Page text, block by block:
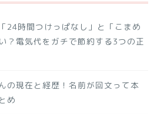
24時間つけっぱなし」と「こまめ
？電気代をガチで節約する3つの正
の現在と経歴！名前が回文って本
め